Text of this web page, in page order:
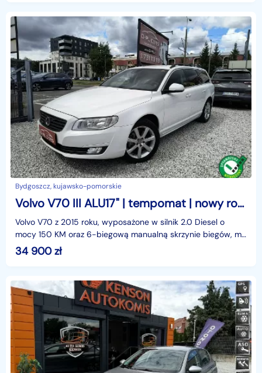
Bydgoszcz, kujawsko-pomorskie
Volvo V70 III ALU17" | tempomat | nowy rozrząd | el. bagażnik | czujniki parkowani
Volvo V70 z 2015 roku, wyposażone w silnik 2.0 Diesel o
mocy 150 KM oraz 6-biegową manualną skrzynie biegów, ma
przebieg 221 tys. km. W 2022 roku został sprowad
34 900zł